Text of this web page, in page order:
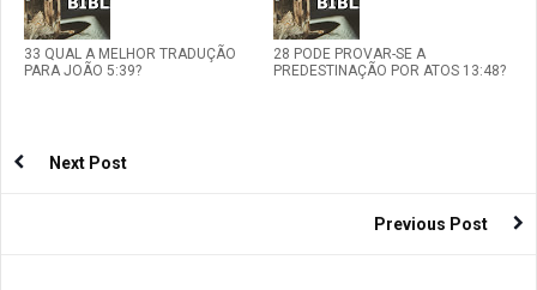
33 QUAL A MELHOR TRADUÇÃO
PARA JOÃO 5:39?
28 PODE PROVAR-SE A
PREDESTINAÇÃO POR ATOS 13:48?
Next Post
Previous Post